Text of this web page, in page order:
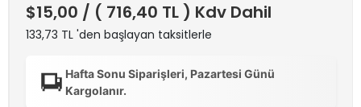
$15,00 / ( 716,40 TL ) Kdv Dahil
133,73 TL 'den başlayan taksitlerle
Hafta Sonu Siparişleri, Pazartesi Günü
Kargolanır.